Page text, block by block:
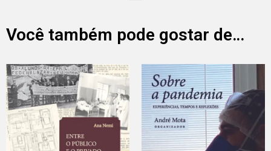
Você também pode gostar de…